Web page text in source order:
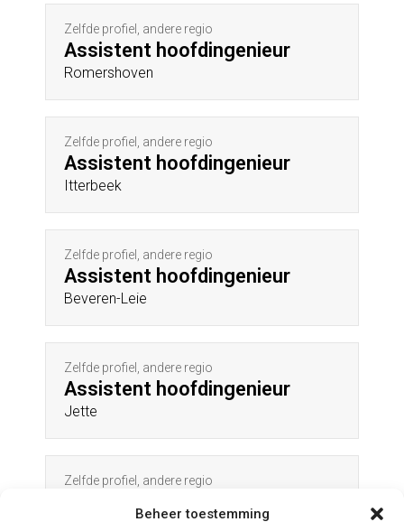
Beheer toestemming
Zelfde profiel, andere regio
Assistent hoofdingenieur
Romershoven
Zelfde profiel, andere regio
Assistent hoofdingenieur
Itterbeek
Zelfde profiel, andere regio
Assistent hoofdingenieur
Beveren-Leie
Zelfde profiel, andere regio
Assistent hoofdingenieur
Jette
Zelfde profiel, andere regio